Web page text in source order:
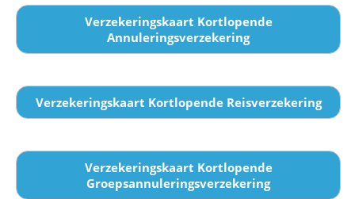
Verzekeringskaart Kortlopende
Annuleringsverzekering
Verzekeringskaart Kortlopende Reisverzekering
Verzekeringskaart Kortlopende
Groepsannuleringsverzekering